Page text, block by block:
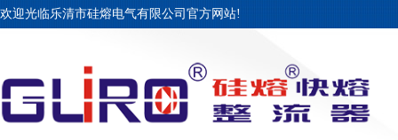
欢迎光临乐清市硅熔电气有限公司官方网站!